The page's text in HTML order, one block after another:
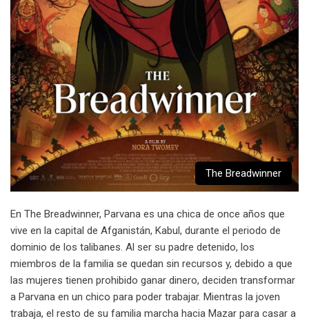
The Breadwinner
En The Breadwinner, Parvana es una chica de once años que
vive en la capital de Afganistán, Kabul, durante el periodo de
dominio de los talibanes. Al ser su padre detenido, los
miembros de la familia se quedan sin recursos y, debido a que
las mujeres tienen prohibido ganar dinero, deciden transformar
a Parvana en un chico para poder trabajar. Mientras la joven
trabaja, el resto de su familia marcha hacia Mazar para casar a